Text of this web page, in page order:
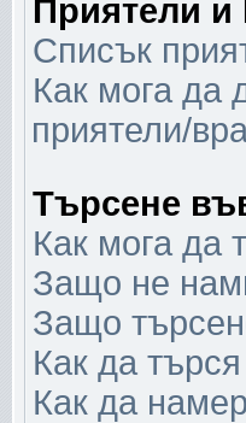
Приятели и
Списък
Как мога да
приятели/
Търсене
Как мога да
Защо не
Защо
Как да
Как да